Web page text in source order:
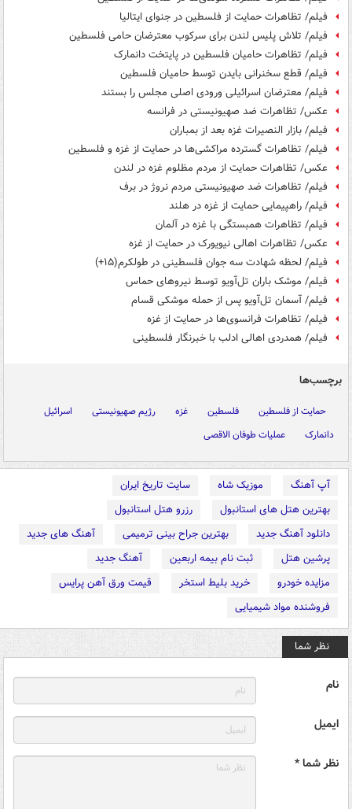
فیلم/ تظاهرات حمایت از فلسطین در جنوای ایتالیا
فیلم/ تلاش پلیس لندن برای سرکوب معترضان حامی فلسطین
فیلم/ تظاهرات حامیان فلسطین در پایتخت دانمارک
فیلم/ قطع سخنرانی بایدن توسط حامیان فلسطین
فیلم/ معترضان اسرائیلی ورودی اصلی مجلس را بستند
عکس/ تظاهرات ضد صهیونیستی در فرانسه
فیلم/ بازار النصیرات غزه بعد از بمباران
فیلم/ تظاهرات گسترده مراکشی‌ها در حمایت از غزه و فلسطین
عکس/ تظاهرات حمایت از مردم مظلوم غزه در لندن
فیلم/ تظاهرات ضد صهیونیستی مردم نروژ در برف
فیلم/ راهپیمایی حمایت از غزه در هلند
فیلم/ تظاهرات همبستگی با غزه در آلمان
عکس/ تظاهرات اهالی نیویورک در حمایت از غزه
فیلم/ لحظه شهادت سه جوان فلسطینی در طولکرم(۱۵+)
فیلم/ موشک‌ باران تل‌آویو توسط نیروهای حماس
فیلم/ آسمان تل‌آویو پس از حمله موشکی قسام
فیلم/ تظاهرات فرانسوی‌ها در حمایت از غزه
فیلم/ همدردی اهالی ادلب با خبرنگار فلسطینی
برچسب‌ها
حمایت از فلسطین فلسطین غزه رژیم صهیونیستی
اسرائیل
دانمارک
عملیات طوفان الاقصی
آپ آهنگ موزیک شاه
سایت تاریخ ایران
بهترین هتل های استانبول
رزرو هتل استانبول
دانلود آهنگ جدید
بهترین جراح بینی ترمیمی
آهنگ های جدید
پرشین هتل
ثبت نام بیمه اربعین
آهنگ جدید
مزایده خودرو
خرید بلیط استخر
قیمت ورق آهن پرایس
فروشنده مواد شیمیایی
نظر شما
نام
ایمیل
نظر شما *